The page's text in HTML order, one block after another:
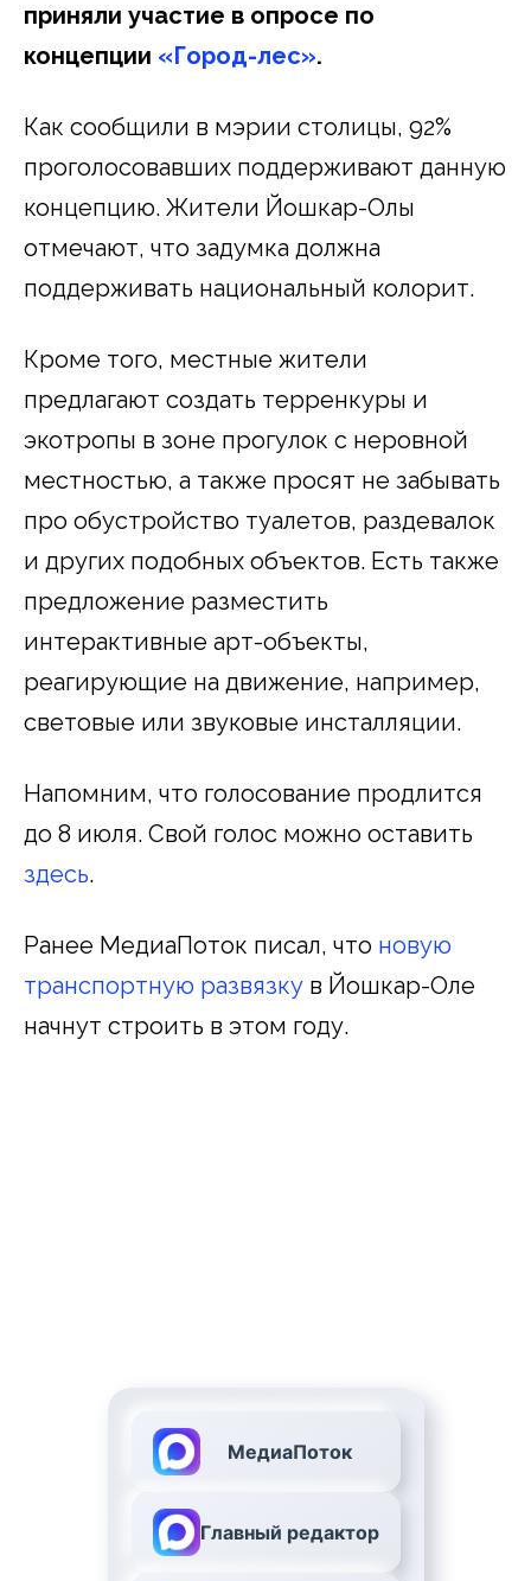
приняли участие в опросе по
концепции «Город-лес».
Как сообщили в мэрии столицы, 92%
проголосовавших поддерживают данную
концепцию. Жители Йошкар-Олы
отмечают, что задумка должна
поддерживать национальный колорит.
Кроме того, местные жители
предлагают создать терренкуры и
экотропы в зоне прогулок с неровной
местностью, а также просят не забывать
про обустройство туалетов, раздевалок
и других подобных объектов. Есть также
предложение разместить
интерактивные арт-объекты,
реагирующие на движение, например,
световые или звуковые инсталляции.
Напомним, что голосование продлится
до 8 июля. Свой голос можно оставить
здесь.
Ранее МедиаПоток писал, что новую
транспортную развязку в Йошкар-Оле
начнут строить в этом году.
МедиаПоток
Главный редактор